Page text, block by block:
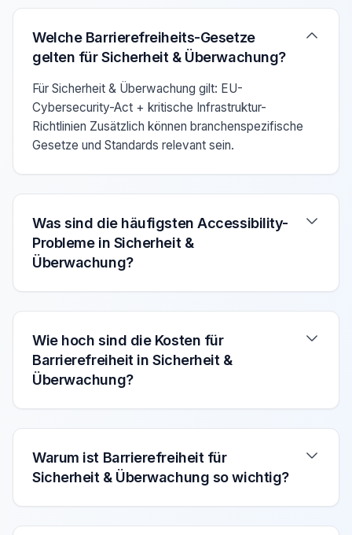
Verwenden Sie die Pfeiltasten Auf/Ab um zwischen
Welche Barrierefreiheits-Gesetze
gelten für Sicherheit & Überwachung?
Für Sicherheit & Überwachung gilt: EU-
Cybersecurity-Act + kritische Infrastruktur-
Richtlinien Zusätzlich können branchenspezifische
Gesetze und Standards relevant sein.
Was sind die häufigsten Accessibility-
Probleme in Sicherheit &
Überwachung?
Wie hoch sind die Kosten für
Barrierefreiheit in Sicherheit &
Überwachung?
Warum ist Barrierefreiheit für
Sicherheit & Überwachung so wichtig?